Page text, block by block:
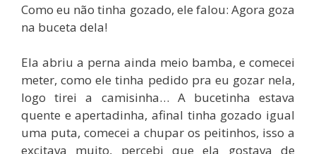
Como eu não tinha gozado, ele falou: Agora goza
na buceta dela!
Ela abriu a perna ainda meio bamba, e comecei
meter, como ele tinha pedido pra eu gozar nela,
logo tirei a camisinha… A bucetinha estava
quente e apertadinha, afinal tinha gozado igual
uma puta, comecei a chupar os peitinhos, isso a
excitava muito, percebi que ela gostava de